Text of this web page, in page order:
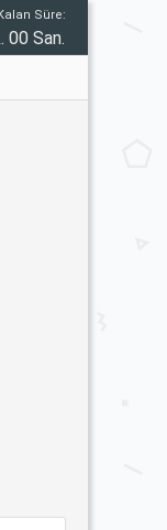
Süre:
00 San.